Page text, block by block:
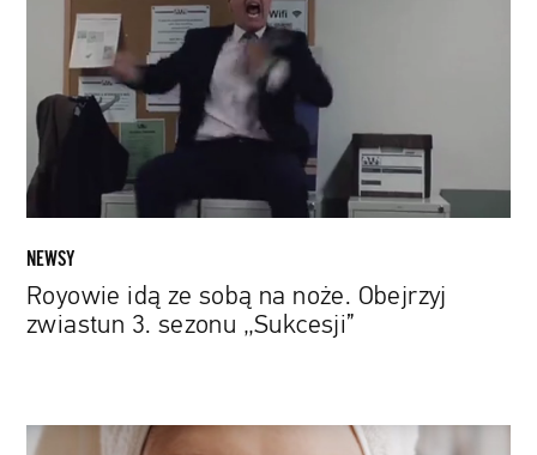
Obejrzyj
zwiastun
sezonu
„Sukcesji”
NEWSY
Royowie idą ze sobą na noże. Obejrzyj
zwiastun 3. sezonu „Sukcesji”
„Not